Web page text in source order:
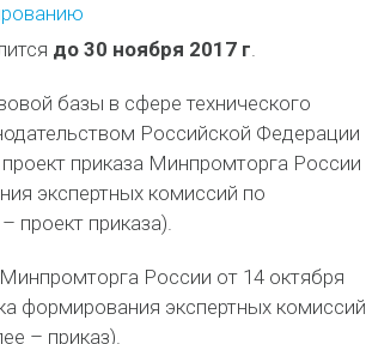
до 30 ноября 2017 г.
базы в сфере технического
Российской Федерации
приказа Минпромторга России
экспертных комиссий по
проект приказа).
России от 14 октября
формирования экспертных комиссий
– приказ).